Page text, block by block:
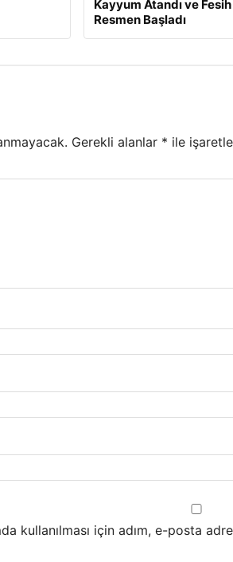
Kayyum Atandı ve
Resmen Başladı
Gerekli alanlar * ile
kullanılması için adım, e-posta